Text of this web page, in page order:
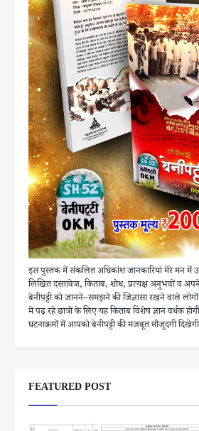
इस पुस्तक में संकलित अधिकांश जानकारियां मेरे मन में
लिखित दस्तावेज, किताब, शोध, प्रत्यक्ष अनुभवों व
बेनीपट्टी को जानने–समझने की जिज्ञासा रखने वाले
में पढ़ रहे छात्रों के लिए यह किताब विशेष ज्ञान वर्धक
घटनाक्रमों में आपको बेनीपट्टी की मजबूत मौजूदगी
FEATURED POST